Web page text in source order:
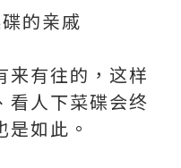
的亲戚
来有往的，这样
看人下菜碟会终
如此。